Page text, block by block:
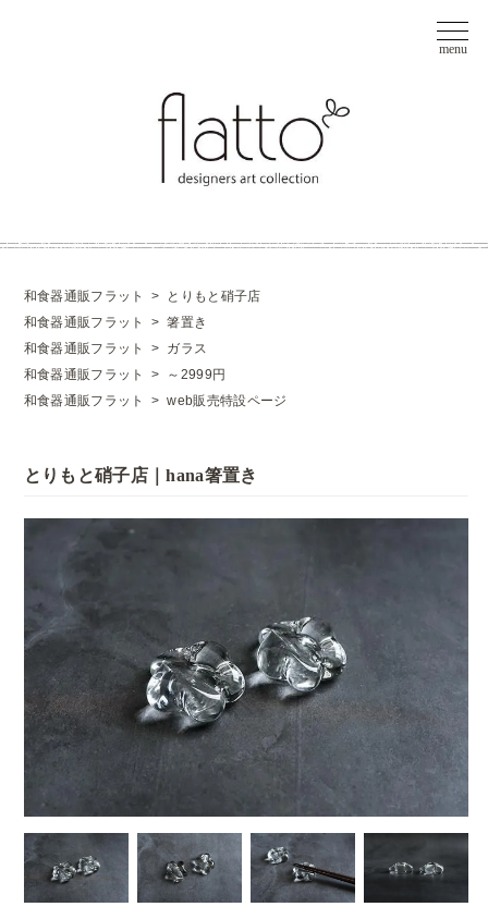
和食器通販フラット >
とりもと硝子店
和食器通販フラット
>箸置き
和食器通販フラット
> ガラス
和食器通販フラット
>
～2999円
和食器通販フラット
>web販売特設ページ
とりもと硝子店｜hana箸置き